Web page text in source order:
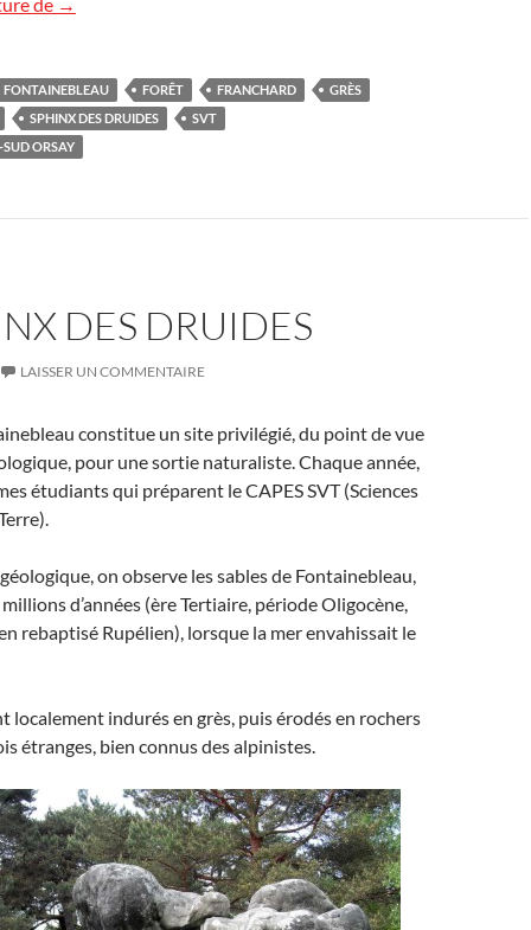
FONTAINEBLEAU FORÊT FRANCHARD
GRÈS
SPHINX DES DRUIDES
SVT
ORSAY
DES DRUIDES
LAISSER UN COMMENTAIRE
constitue un site privilégié, du point de vue
pour une sortie naturaliste. Chaque année,
étudiants qui préparent le CAPES SVT (Sciences
on observe les sables de Fontainebleau,
d’années (ère Tertiaire, période Oligocène,
rebaptisé Rupélien), lorsque la mer envahissait le
localement indurés en grès, puis érodés en rochers
étranges, bien connus des alpinistes.